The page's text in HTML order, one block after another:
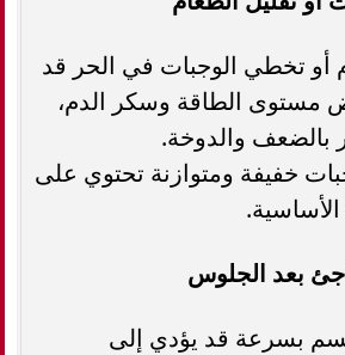
أو تخطي الوجبات في الحر قد
مستوى الطاقة وسكر الدم،
بالضعف والدوخة.
خفيفة ومتوازنة تحتوي على
الأساسية.
بسرعة قد يؤدي إلى